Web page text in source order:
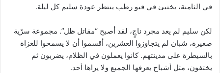
في الثامنة، يختبئ في قبو رطب ينتظر عودة سليم كل ليلة.
لكن سليم لم يعد مجرد ناجٍ، لقد أصبح “مقاتل ظل”. مجموعة سرّية
صغيرة، شبان لم يتجاوزوا العشرين، أقسموا أن لا يسمحوا للغزاة
بالسيطرة على مدينتهم. كانوا يعملون في الظلام، يضربون ثم
يختفون، مثل أشباح يعرفها الجميع ولا يراها أحد.